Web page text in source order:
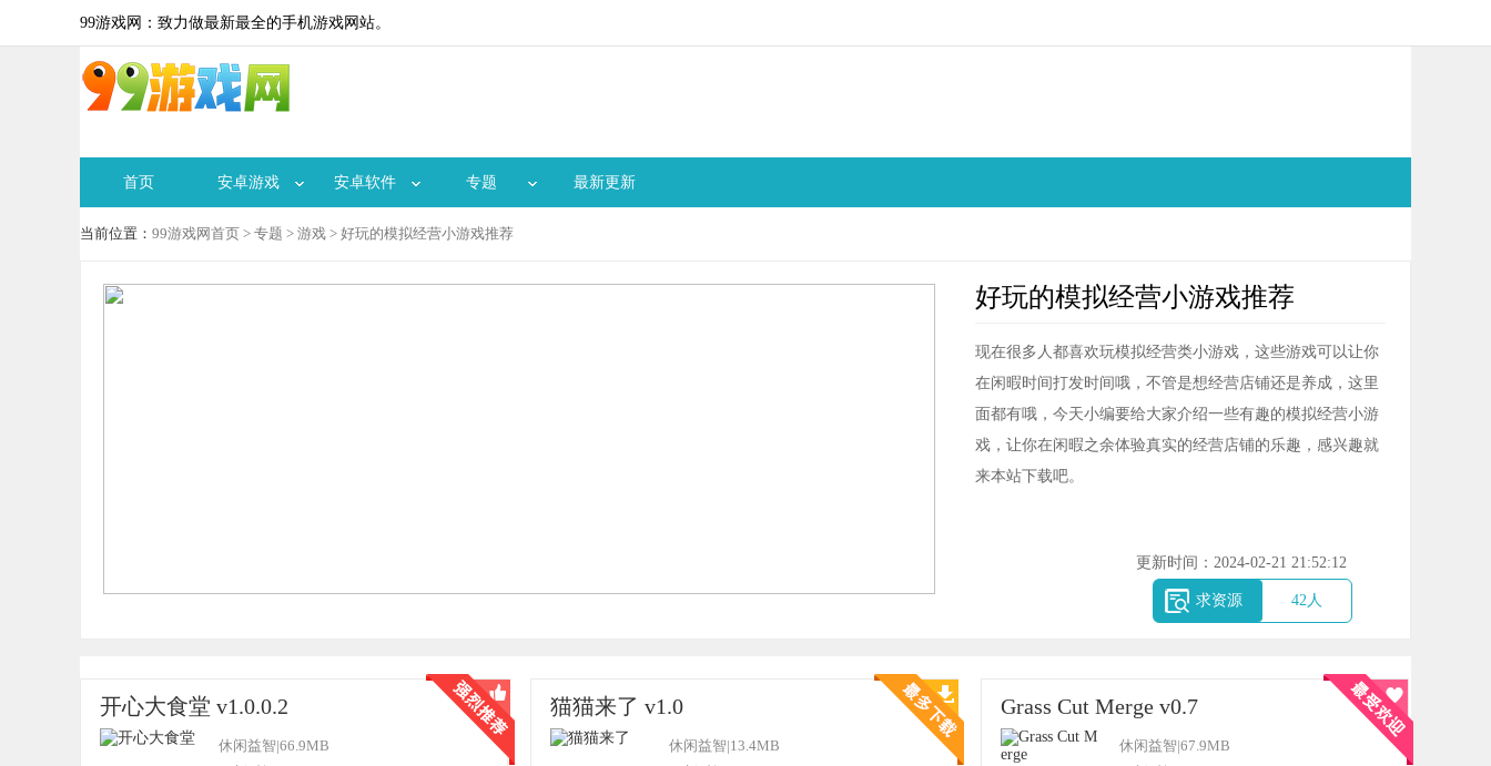
99游戏网：致力做最新最全的手机游戏网站。
首页 安卓游戏 安卓软件 专题 最新更新
当前位置： 99游戏网首页 > 专题 > 游戏 > 好玩的模拟经营小游戏推荐
好玩的模拟经营小游戏推荐
现在很多人都喜欢玩模拟经营类小游戏，这些游戏可以让你
在闲暇时间打发时间哦，不管是想经营店铺还是养成，这里
面都有哦，今天小编要给大家介绍一些有趣的模拟经营小游
戏，让你在闲暇之余体验真实的经营店铺的乐趣，感兴趣就
来本站下载吧。
更新时间：2024-02-21 21:52:12
求资源 42人
开心大食堂 v1.0.0.2
休闲益智|66.9MB
猫猫来了 v1.0
休闲益智|13.4MB
Grass Cut Merge v0.7
休闲益智|67.9MB